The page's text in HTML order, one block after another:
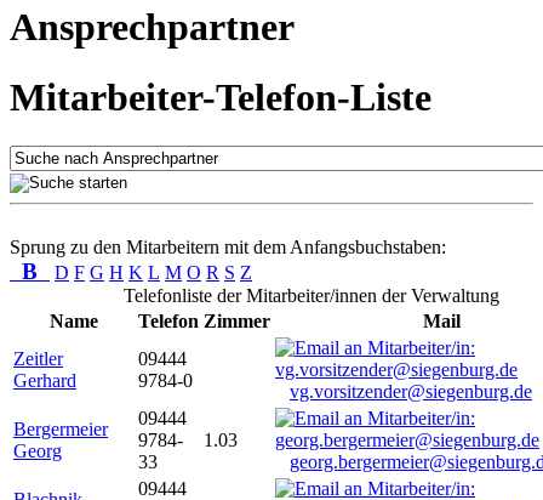
Ansprechpartner
Mitarbeiter-Telefon-Liste
Sprung zu den Mitarbeitern mit dem Anfangsbuchstaben:
B D F G H K L M O R S Z
Telefonliste der Mitarbeiter/innen der Verwaltung
Name
Telefon Zimmer
Mail
Zeitler
Gerhard
09444
9784-0
vg.vorsitzender@siegenburg.de
Bergermeier
Georg
09444
9784-
33
1.03
09444